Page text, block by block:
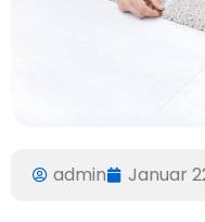
admin Januar